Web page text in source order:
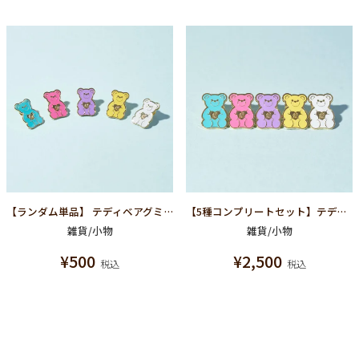
【ランダム単品】 テディベアグミピンバッジ
雑貨/小物
¥500 税込
【5種コンプリートセット】テディベアグミピンバッジ
雑貨/小物
¥2,500 税込